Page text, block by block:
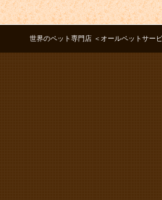
世界のペット専門店 ＜オールペットサー